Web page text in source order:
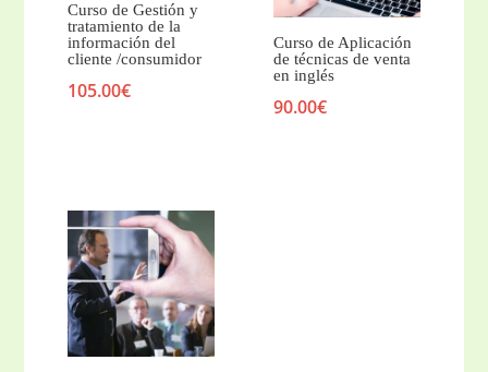
Curso de Gestión y
tratamiento de la
información del
cliente /consumidor
105.00€
Curso de Aplicación
de técnicas de venta
en inglés
90.00€